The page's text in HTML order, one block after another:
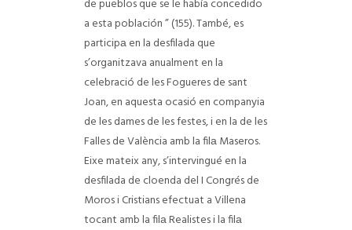
de pueblos que se le había concedido
a esta población ” (155). També, es
participа en la desfilada que
s’organitzava anualment en la
celebració de les Fogueres de sant
Joan, en aquesta ocasió en companyia
de les dames de les festes, i en la de les
Falles de València amb la filа Maseros.
Eixe mateix any, s’intervingué en la
desfilada de cloenda del I Congrés de
Moros i Cristians efectuat a Villena
tocant amb la filа Realistes i la filа